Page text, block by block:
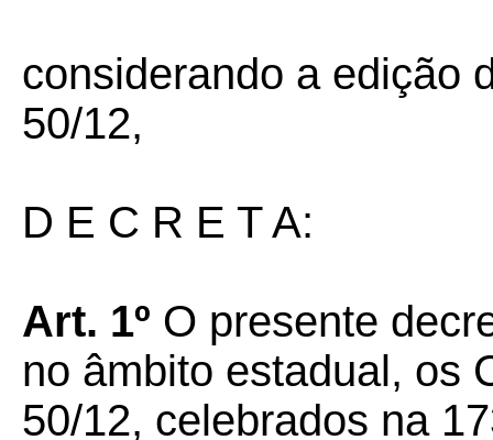
considerando a edição
50/12,
D E C R E T A:
Art. 1º O presente
no âmbito estadual, os
50/12, celebrados na